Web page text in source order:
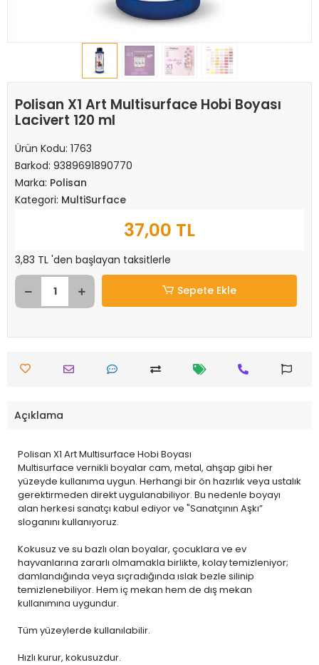
Polisan X1 Art Multisurface Hobi Boyası
Lacivert 120 ml
Ürün Kodu: 1763
Barkod: 9389691890770
Marka: Polisan
Kategori: MultiSurface
37,00 TL
3,83 TL 'den başlayan taksitlerle
Sepete Ekle
Açıklama
Polisan X1 Art Multisurface Hobi Boyası
Multisurface vernikli boyalar cam, metal, ahşap gibi her
yüzeyde kullanıma uygun. Herhangi bir ön hazırlık veya ustalık
gerektirmeden direkt uygulanabiliyor. Bu nedenle boyayı
alan herkesi sanatçı kabul ediyor ve "Sanatçının Aşkı”
sloganını kullanıyoruz.
Kokusuz ve su bazlı olan boyalar, çocuklara ve ev
hayvanlarına zararlı olmamakla birlikte, kolay temizleniyor;
damlandığında veya sıçradığında ıslak bezle silinip
temizlenebiliyor. Hem iç mekan hem de dış mekan
kullanımına uygundur.
Tüm yüzeylerde kullanılabilir.
Hızlı kurur, kokusuzdur.